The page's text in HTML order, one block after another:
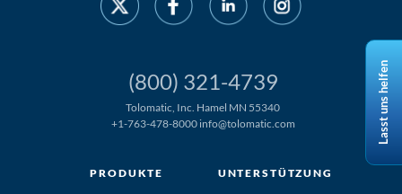
(800) 321-4739
Tolomatic, Inc. Hamel MN 55340
+1-763-478-8000 info@tolomatic.com
PRODUKTE UNTERSTÜTZUNG
Lasst uns helfen